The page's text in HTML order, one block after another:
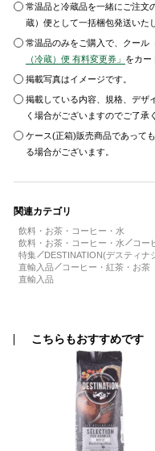
常温品と冷蔵品を一緒にご注文
蔵）便として一括梱包発送いた
常温品のみをご購入で、クール
（冷蔵）便 有料変更券」 をカー
掲載写真はイメージです。
掲載している内容、規格、デザ
く場合がございますのでご了承
ケース(正箱)販売商品であって
る場合がございます。
関連カテゴリ
飲料・お茶・コーヒー・水
飲料・お茶・コーヒー・水
コー
特集
DESTINATION(デスティナ
直輸入品
コーヒー・紅茶・お茶
直輸入品
こちらもおすすめです